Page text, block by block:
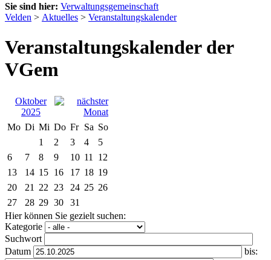
Sie sind hier: Verwaltungsgemeinschaft
Velden > Aktuelles > Veranstaltungskalender
Veranstaltungskalender der
VGem
Oktober
2025
Mo Di Mi Do Fr Sa So
1
2 3 4
5
6
7 8 9 10 11
12
13
14 15 16 17 18 19
20
21 22 23 24 25 26
27
28 29 30
31
Hier können Sie gezielt suchen:
Kategorie
Suchwort
Datum
bis: